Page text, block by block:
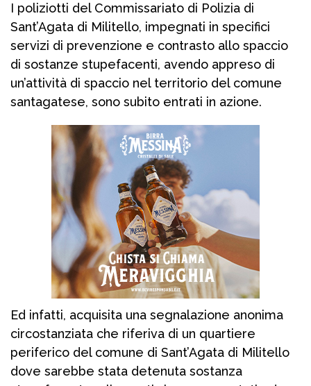
I poliziotti del Commissariato di Polizia di
Sant’Agata di Militello, impegnati in specifici
servizi di prevenzione e contrasto allo spaccio
di sostanze stupefacenti, avendo appreso di
un’attività di spaccio nel territorio del comune
santagatese, sono subito entrati in azione.
Ed infatti, acquisita una segnalazione anonima
circostanziata che riferiva di un quartiere
periferico del comune di Sant’Agata di Militello
dove sarebbe stata detenuta sostanza